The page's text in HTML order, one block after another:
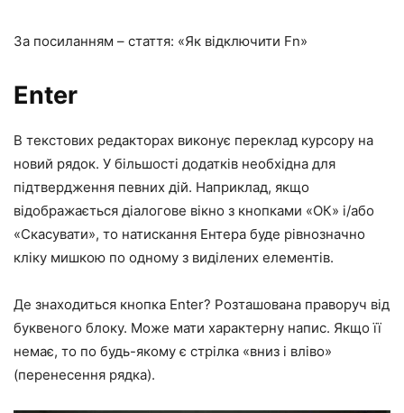
За посиланням – стаття: «Як відключити Fn»
Enter
В текстових редакторах виконує переклад курсору на
новий рядок. У більшості додатків необхідна для
підтвердження певних дій. Наприклад, якщо
відображається діалогове вікно з кнопками «ОК» і/або
«Скасувати», то натискання Ентера буде рівнозначно
кліку мишкою по одному з виділених елементів.
Де знаходиться кнопка Enter? Розташована праворуч від
буквеного блоку. Може мати характерну напис. Якщо її
немає, то по будь-якому є стрілка «вниз і вліво»
(перенесення рядка).